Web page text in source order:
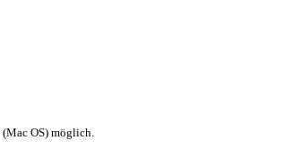
OS) möglich.